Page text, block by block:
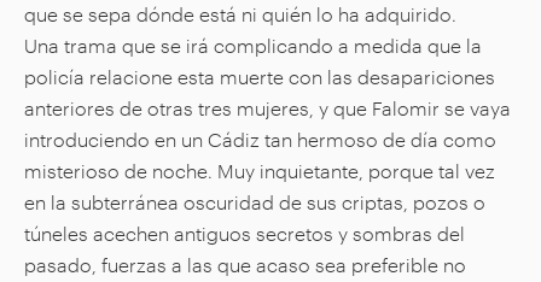
que se sepa dónde está ni quién lo ha adquirido.
Una trama que se irá complicando a medida que la
policía relacione esta muerte con las desapariciones
anteriores de otras tres mujeres, y que Falomir se vaya
introduciendo en un Cádiz tan hermoso de día como
misterioso de noche. Muy inquietante, porque tal vez
en la subterránea oscuridad de sus criptas, pozos o
túneles acechen antiguos secretos y sombras del
pasado, fuerzas a las que acaso sea preferible no